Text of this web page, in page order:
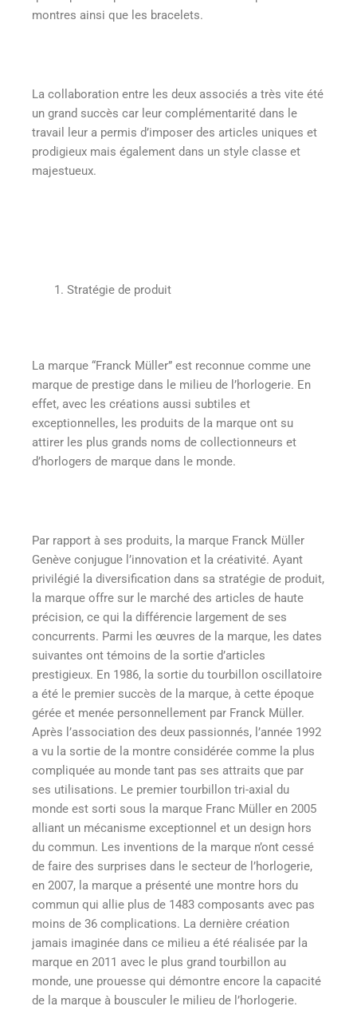
montres ainsi que les bracelets.
La collaboration entre les deux associés a très vite été
un grand succès car leur complémentarité dans le
travail leur a permis d’imposer des articles uniques et
prodigieux mais également dans un style classe et
majestueux.
Stratégie de produit
La marque “Franck Müller” est reconnue comme une
marque de prestige dans le milieu de l’horlogerie. En
effet, avec les créations aussi subtiles et
exceptionnelles, les produits de la marque ont su
attirer les plus grands noms de collectionneurs et
d’horlogers de marque dans le monde.
Par rapport à ses produits, la marque Franck Müller
Genève conjugue l’innovation et la créativité. Ayant
privilégié la diversification dans sa stratégie de produit,
la marque offre sur le marché des articles de haute
précision, ce qui la différencie largement de ses
concurrents. Parmi les œuvres de la marque, les dates
suivantes ont témoins de la sortie d’articles
prestigieux. En 1986, la sortie du tourbillon oscillatoire
a été le premier succès de la marque, à cette époque
gérée et menée personnellement par Franck Müller.
Après l’association des deux passionnés, l’année 1992
a vu la sortie de la montre considérée comme la plus
compliquée au monde tant pas ses attraits que par
ses utilisations. Le premier tourbillon tri-axial du
monde est sorti sous la marque Franc Müller en 2005
alliant un mécanisme exceptionnel et un design hors
du commun. Les inventions de la marque n’ont cessé
de faire des surprises dans le secteur de l’horlogerie,
en 2007, la marque a présenté une montre hors du
commun qui allie plus de 1483 composants avec pas
moins de 36 complications. La dernière création
jamais imaginée dans ce milieu a été réalisée par la
marque en 2011 avec le plus grand tourbillon au
monde, une prouesse qui démontre encore la capacité
de la marque à bousculer le milieu de l’horlogerie.